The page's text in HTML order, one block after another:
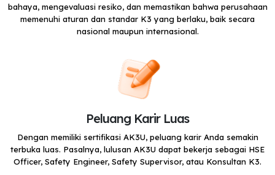
bahaya, mengevaluasi resiko, dan memastikan bahwa perusahaan
memenuhi aturan dan standar K3 yang berlaku, baik secara
nasional maupun internasional.
Peluang Karir Luas
Dengan memiliki sertifikasi AK3U, peluang karir Anda semakin
terbuka luas. Pasalnya, lulusan AK3U dapat bekerja sebagai HSE
Officer, Safety Engineer, Safety Supervisor, atau Konsultan K3.